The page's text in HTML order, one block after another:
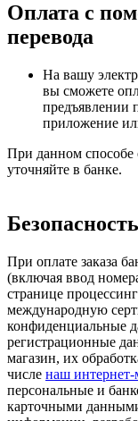
Оплата с
перевода
На вашу
вы сможете
предъявлении
приложение
При данном способе
уточняйте в банке.
При оплате заказа
(включая ввод
странице
международную
конфиденциальные
регистрационные
магазин, их
числе наш интернет-
персональные и
карточными